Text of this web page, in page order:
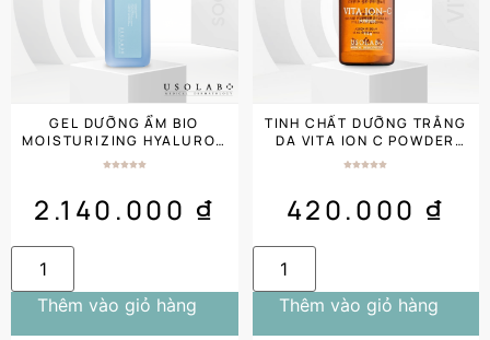
GEL DƯỠNG ẨM BIO
MOISTURIZING HYALURON
SOOTHING GEL 1000ML
2.140.000 ₫
Thêm vào giỏ hàng
TINH CHẤT DƯỠNG TRẮNG
DA VITA ION C POWDER
(1.5G X 1 NG) SALON
420.000 ₫
Thêm vào giỏ hàng